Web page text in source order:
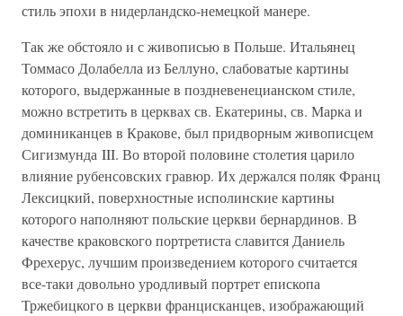
стиль эпохи в нидерландско-немецкой манере.
Так же обстояло и с живописью в Польше. Итальянец
Томмасо Долабелла из Беллуно, слабоватые картины
которого, выдержанные в поздневенецианском стиле,
можно встретить в церквах св. Екатерины, св. Марка и
доминиканцев в Кракове, был придворным живописцем
Сигизмунда III. Во второй половине столетия царило
влияние рубенсовских гравюр. Их держался поляк Франц
Лексицкий, поверхностные исполинские картины
которого наполняют польские церкви бернардинов. В
качестве краковского портретиста славится Даниель
Фрехерус, лучшим произведением которого считается
все-таки довольно уродливый портрет епископа
Тржебицкого в церкви францисканцев, изображающий